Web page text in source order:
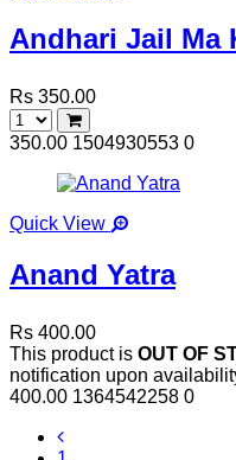
Andhari Jail Ma
Rs 350.00
350.00 1504930553 0
Quick View
Anand Yatra
Rs 400.00
This product is OUT OF
notification upon
400.00 1364542258 0